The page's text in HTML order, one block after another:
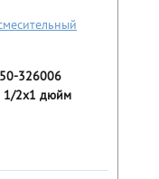
326006
1/2x1 дюйм